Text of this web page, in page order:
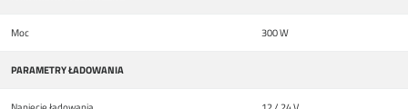
Moc 300 W
PARAMETRY ŁADOWANIA